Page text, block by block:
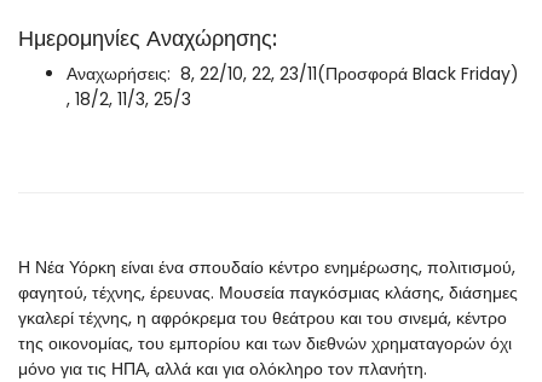
Ημερομηνίες Αναχώρησης:
Αναχωρήσεις: 8, 22/10, 22, 23/11(Προσφορά Black Friday)
, 18/2, 11/3, 25/3
Η Νέα Υόρκη είναι ένα σπουδαίο κέντρο ενημέρωσης, πολιτισμού,
φαγητού, τέχνης, έρευνας. Μουσεία παγκόσμιας κλάσης, διάσημες
γκαλερί τέχνης, η αφρόκρεμα του θεάτρου και του σινεμά, κέντρο
της οικονομίας, του εμπορίου και των διεθνών χρηματαγορών όχι
μόνο για τις ΗΠΑ, αλλά και για ολόκληρο τον πλανήτη.